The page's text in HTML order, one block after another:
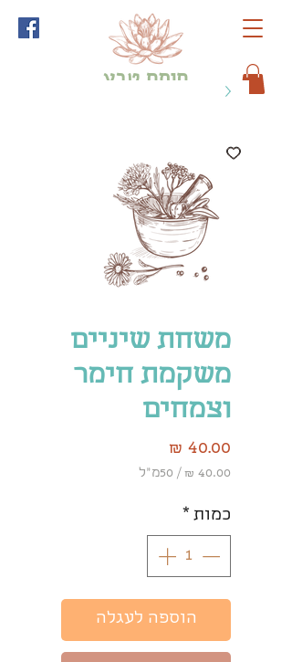
חותם טבע
משחת שיניים
משקמת חימר
וצמחים
מחיר
/ 50מ"ל
לכל
Milliliters
כמות *
הוספה לעגלה